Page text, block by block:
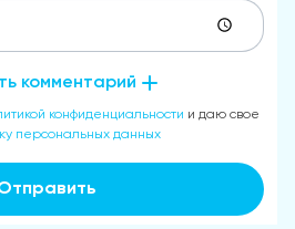
комментарий
конфиденциальности и даю свое
персональных данных